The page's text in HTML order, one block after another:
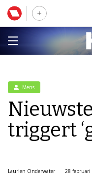
Mens
triggert
Laurien Onderwater
28 februari